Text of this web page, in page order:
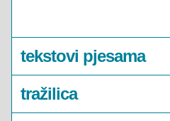
tekstovi pjesama
tražilica